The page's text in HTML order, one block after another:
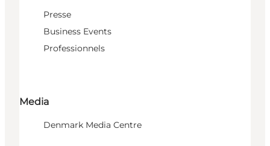
Presse
Business Events
Professionnels
Media
Denmark Media Centre